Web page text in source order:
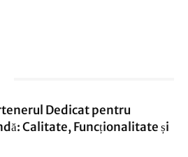
Dedicat pentru
Calitate, Funcționalitate și